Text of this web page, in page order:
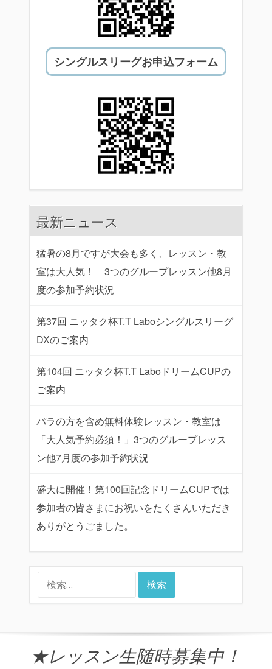
シングルスリーグお申込フォーム
最新ニュース
猛暑の8月ですが大会も多く、レッスン・教
室は大人気！ 3つのグループレッスン他8月
度の参加予約状況
第37回 ニッタク杯T.T Laboシングルスリーグ
DXのご案内
第104回 ニッタク杯T.T LaboドリームCUPの
ご案内
パラの方を含め無料体験レッスン・教室は
「大人気予約必須！」3つのグループレッス
ン他7月度の参加予約状況
盛大に開催！第100回記念ドリームCUPでは
参加者の皆さまにお祝いをたくさんいただき
ありがとうごました。
索:
★レッスン生随時募集中！